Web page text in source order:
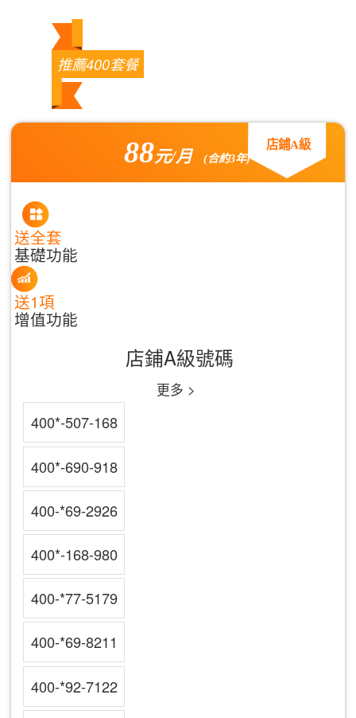
推薦400套餐
88元/月 (合約3年)
店鋪A級
送全套
基礎功能
送1項
增值功能
店鋪A級號碼
更多 >
400*-507-168
400*-690-918
400-*69-2926
400*-168-980
400-*77-5179
400-*69-8211
400-*92-7122